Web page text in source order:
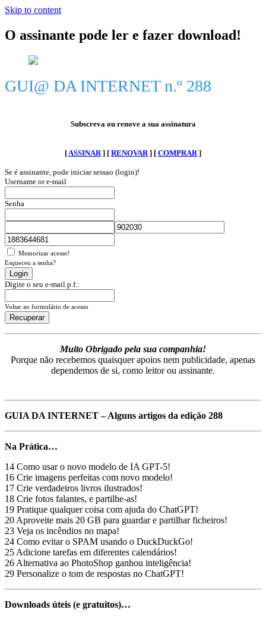
Skip to content
O assinante pode ler e fazer download!
GUI@ DA INTERNET n.º 288
Subscreva ou renove a sua assinatura
[ASSINAR] [ RENOVAR] [ COMPRAR]
Se é assinante, pode iniciar sessao (login)!
Username or e-mail
Senha
Memorizar acesso!
Esqueceu a senha?
Login
Digite o seu e-mail p.f.:
Voltar ao formulário de acesso
Recuperar
Muito Obrigado pela sua companhia!
Porque não recebemos quaisquer apoios nem publicidade, apenas
dependemos de si, como leitor ou assinante.
GUIA DA INTERNET – Alguns artigos da edição 288
Na Prática…
14 Como usar o novo modelo de IA GPT-5!
16 Crie imagens perfeitas com novo modelo!
17 Crie verdadeiros livros ilustrados!
18 Crie fotos falantes, e partilhe-as!
19 Pratique qualquer coisa com ajuda do ChatGPT!
20 Aproveite mais 20 GB para guardar e partilhar ficheiros!
23 Veja os incêndios no mapa!
24 Como evitar o SPAM usando o DuckDuckGo!
25 Adicione tarefas em diferentes calendários!
26 Alternativa ao PhotoShop ganhou inteligência!
29 Personalize o tom de respostas no ChatGPT!
Downloads úteis (e gratuitos)…